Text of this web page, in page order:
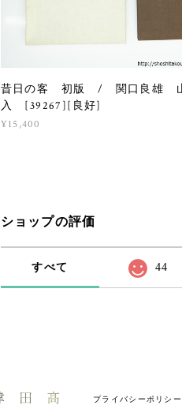
昔日の客 初版 / 関口良雄 山
入 [39267][良好]
¥15,400
ショップの評価
すべて 44
プライバシーポリシー